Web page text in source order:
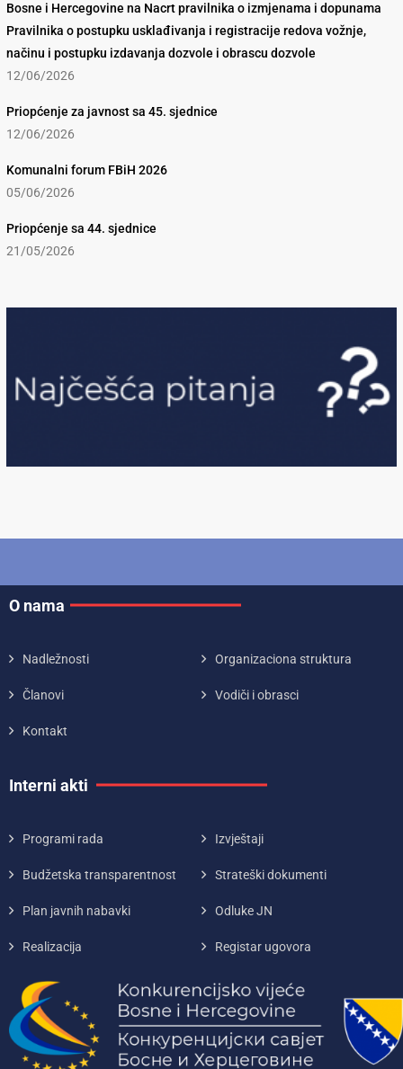
Bosne i Hercegovine na Nacrt pravilnika o izmjenama i dopunama
Pravilnika o postupku usklađivanja i registracije redova vožnje,
načinu i postupku izdavanja dozvole i obrascu dozvole
12/06/2026
Priopćenje za javnost sa 45. sjednice
12/06/2026
Komunalni forum FBiH 2026
05/06/2026
Priopćenje sa 44. sjednice
21/05/2026
O nama
Nadležnosti Organizaciona struktura
Članovi Vodiči i obrasci
Kontakt
Interni akti
Programi rada Izvještaji
Budžetska transparentnost Strateški dokumenti
Plan javnih nabavki Odluke JN
Realizacija Registar ugovora